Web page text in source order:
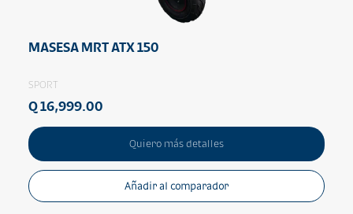
MASESA MRT ATX 150
SPORT
Q 16,999.00
Quiero más detalles
Añadir al comparador